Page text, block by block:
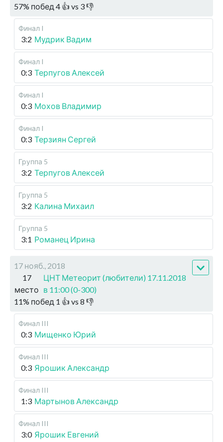
57% побед 4 👍 vs 3👎
Финал I
3:2 Мудрик Вадим
Финал I
0:3 Терпугов Алексей
Финал I
0:3 Мохов Владимир
Финал I
0:3 Терзиян Сергей
Группа 5
3:2 Терпугов Алексей
Группа 5
3:2 Калина Михаил
Группа 5
3:1 Романец Ирина
17 нояб., 2018
17
место
ЦНТ Метеорит (любители) 17.11.2018
в 11:00 (0-300)
11% побед 1 👍 vs 8 👎
Финал III
0:3 Мищенко Юрий
Финал III
0:3 Ярошик Александр
Финал III
1:3 Мартынов Александр
Финал III
3:0 Ярошик Евгений